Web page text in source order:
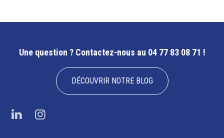
Une question ? Contactez-nous au 04 77 83 08 71 !
DÉCOUVRIR NOTRE BLOG